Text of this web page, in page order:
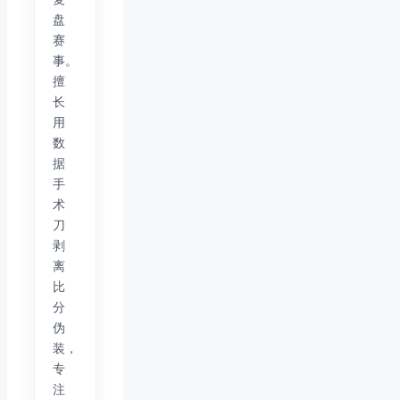
盘
赛
事。
擅
长
用
数
据
手
术
刀
剥
离
比
分
伪
装，
专
注